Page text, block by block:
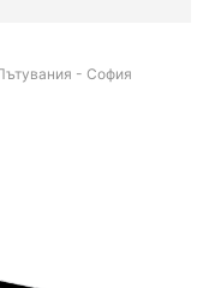
- София